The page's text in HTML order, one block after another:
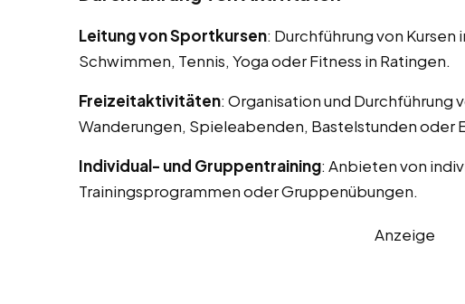
Leitung von Sportkursen: Durchführung von
Schwimmen, Tennis, Yoga oder Fitness in Ratingen.
Freizeitaktivitäten: Organisation und
Wanderungen, Spieleabenden, Bastelstunden oder
Individual- und Gruppentraining: Anbieten von
Trainingsprogrammen oder Gruppenübungen.
Anzeige